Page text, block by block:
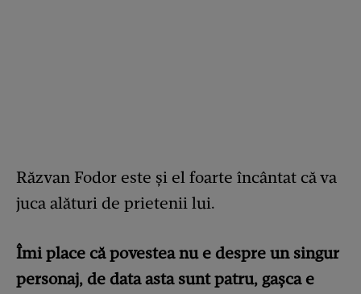
Răzvan Fodor este și el foarte încântat că va
juca alături de prietenii lui.
Îmi place că povestea nu e despre un singur
personaj, de data asta sunt patru, gașca e